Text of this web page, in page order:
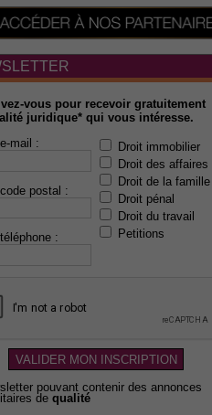
vous pour recevoir gratuitement
juridique* qui vous intéresse.
mail :
postal :
:
Droit immobilier
Droit des affaires
Droit de la famille
Droit pénal
Droit du travail
Petitions
pouvant contenir des annonces
de qualité